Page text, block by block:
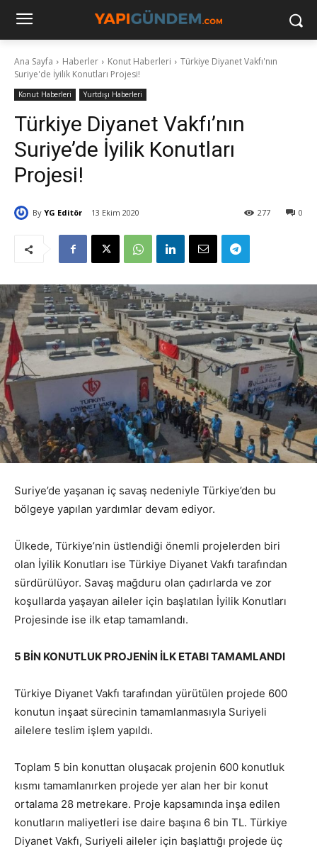
Ana Sayfa Haberler Konut Haberleri
Türkiye Diyanet Vakfı'nın
Suriye'de İyilik Konutları Projesi!
Konut Haberleri Yurtdışı Haberleri
Türkiye Diyanet Vakfı’nın
Suriye’de İyilik Konutları
Projesi!
By YG Editör 13 Ekim 2020 0
277
Suriye’de yaşanan iç savaş nedeniyle Türkiye’den bu
bölgeye yapılan yardımlar devam ediyor.
Ülkede, Türkiye’nin üstlendiği önemli projelerden biri
olan İyilik Konutları ise Türkiye Diyanet Vakfı tarafından
sürdürülüyor. Savaş mağduru olan çadırlarda ve zor
koşullarda yaşayan aileler için başlatılan İyilik Konutları
Projesinde ise ilk etap tamamlandı.
5 BİN KONUTLUK PROJENİN İLK ETABI TAMAMLANDI
Türkiye Diyanet Vakfı tarafından yürütülen projede 600
konutun inşaat sürecinin tamamlanmasıyla Suriyeli
ailelere teslim işlem yapıldı.
Toplam 5 bin konuttan oluşacak projenin 600 konutluk
kısmı tamamlanırken projede yer alan her bir konut
ortalama 28 metrekare. Proje kapsamında inşa edilen
konutların maliyetleri ise daire başına 6 bin TL. Türkiye
Diyanet Vakfı, Suriyeli aileler için başlattığı projede üç